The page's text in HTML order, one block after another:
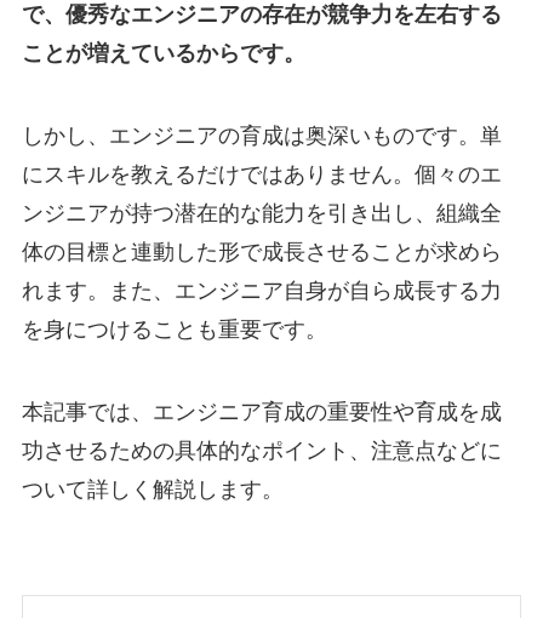
で、優秀なエンジニアの存在が競争力を左右する
ことが増えているからです。
しかし、エンジニアの育成は奥深いものです。単
にスキルを教えるだけではありません。個々のエ
ンジニアが持つ潜在的な能力を引き出し、組織全
体の目標と連動した形で成長させることが求めら
れます。また、エンジニア自身が自ら成長する力
を身につけることも重要です。
本記事では、エンジニア育成の重要性や育成を成
功させるための具体的なポイント、注意点などに
ついて詳しく解説します。